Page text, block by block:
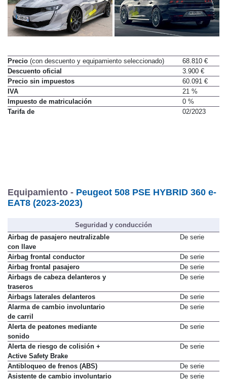
Precio (con descuento y equipamiento seleccionado)
68.810 €
Descuento oficial
3.900 €
Precio sin impuestos
60.091 €
IVA
21 %
Impuesto de matriculación
0 %
Tarifa de
02/2023
Equipamiento - Peugeot 508 PSE HYBRID 360 e-
EAT8 (2023-2023)
Seguridad y conducción
Airbag de pasajero neutralizable
con llave
De serie
Airbag frontal conductor
De serie
Airbag frontal pasajero
De serie
Airbags de cabeza delanteros y
traseros
De serie
Airbags laterales delanteros
De serie
Alarma de cambio involuntario
de carril
De serie
Alerta de peatones mediante
sonido
De serie
Alerta de riesgo de colisión +
Active Safety Brake
De serie
Antibloqueo de frenos (ABS)
De serie
Asistente de cambio involuntario
De serie